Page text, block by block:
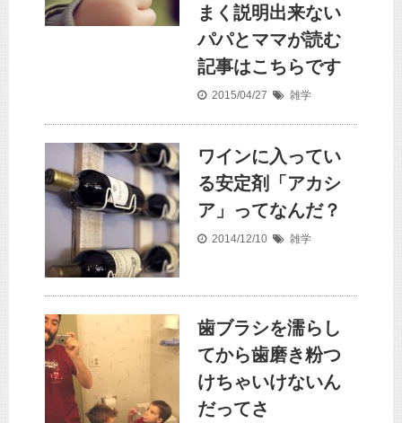
まく説明出来ない
パパとママが読む
記事はこちらです
2015/04/27 雑学
ワインに入ってい
る安定剤「アカシ
ア」ってなんだ？
2014/12/10 雑学
歯ブラシを濡らし
てから歯磨き粉つ
けちゃいけないん
だってさ